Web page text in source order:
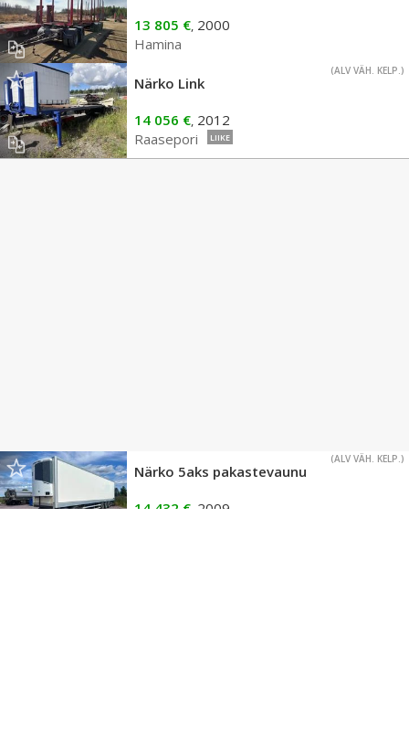
13 805 €, 2000
Hamina
(ALV VÄH. KELP.)
Närko Link
14 056 €, 2012
Raasepori
LIIKE
(ALV VÄH. KELP.)
Närko 5aks pakastevaunu
14 432 € 2009